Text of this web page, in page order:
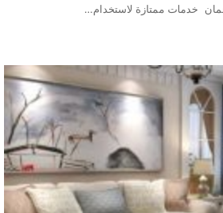
خدمات ممتازة لاستخدام…